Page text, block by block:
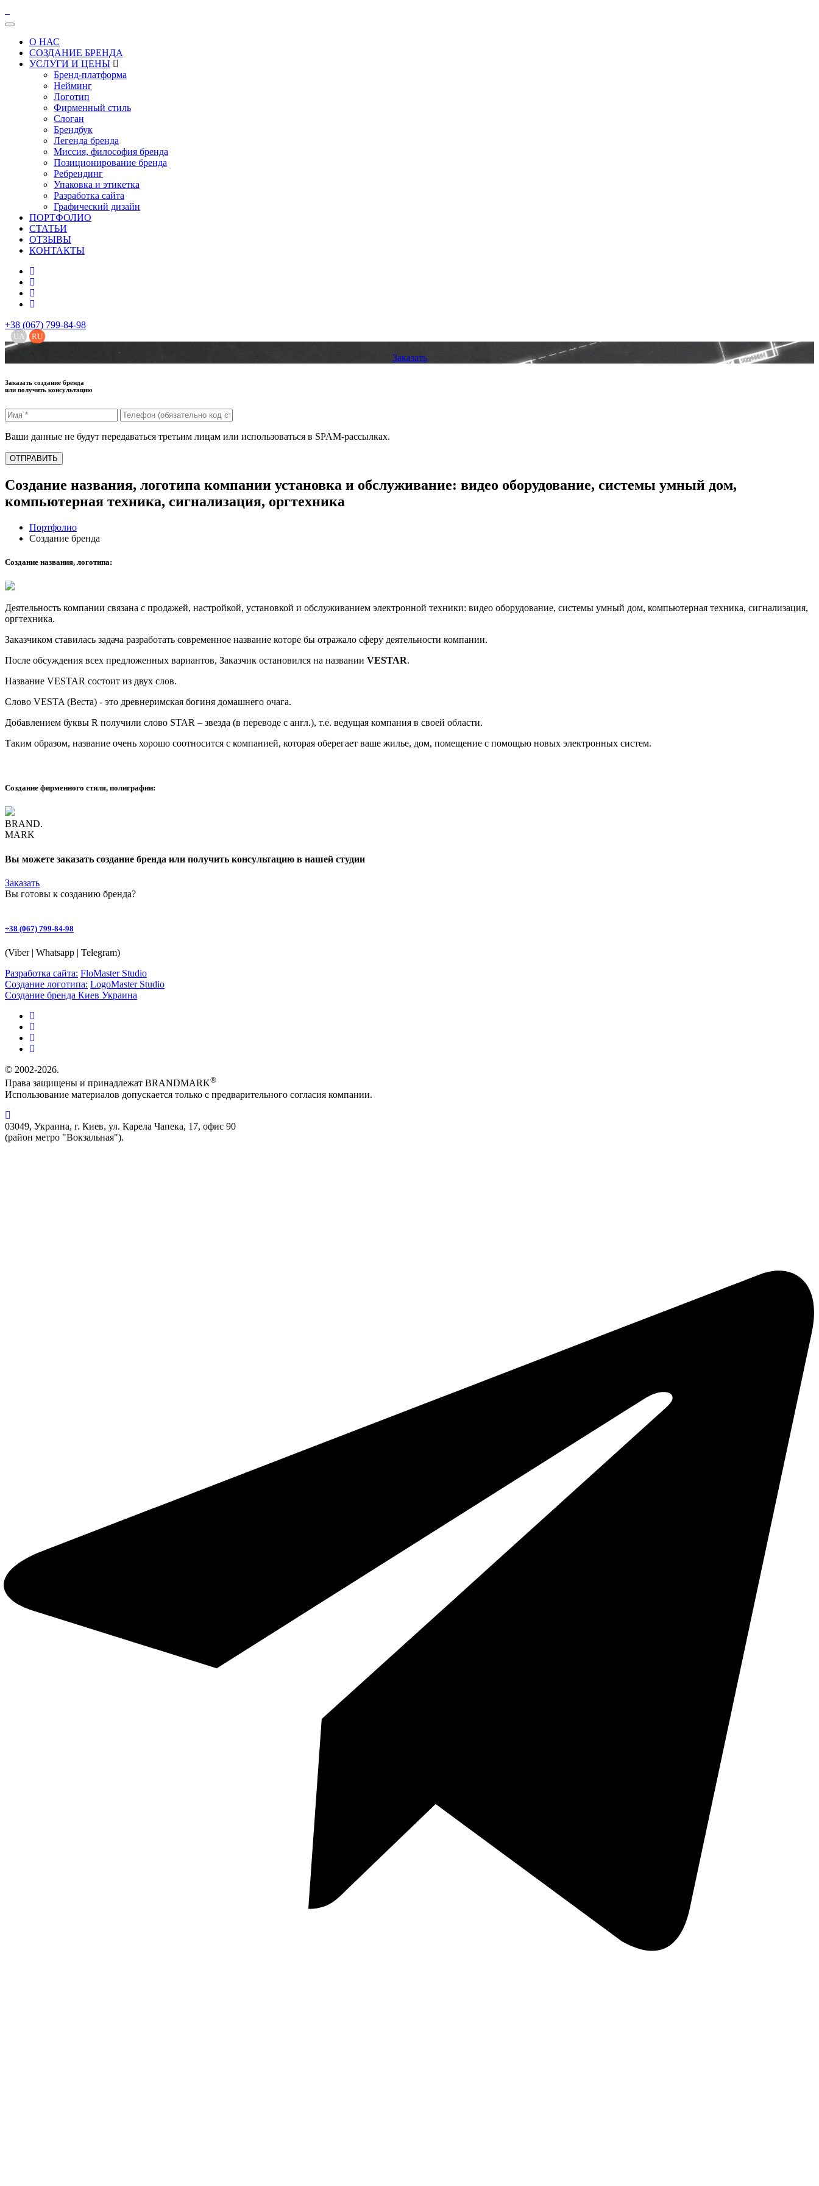
О НАС
СОЗДАНИЕ БРЕНДА
УСЛУГИ И ЦЕНЫ
Бренд-платформа
Нейминг
Логотип
Фирменный стиль
Слоган
Брендбук
Легенда бренда
Миссия, философия бренда
Позиционирование бренда
Ребрендинг
Упаковка и этикетка
Разработка сайта
Графический дизайн
ПОРТФОЛИО
СТАТЬИ
ОТЗЫВЫ
КОНТАКТЫ
+38 (067) 799-84-98
UA RU
Заказать
Заказать создание бренда
или получить консультацию
Ваши данные не будут передаваться третьим лицам или использоваться в SPAM-рассылках.
ОТПРАВИТЬ
Создание названия, логотипа компании установка и обслуживание: видео оборудование, системы умный дом,
компьютерная техника, сигнализация, оргтехника
Портфолио
Создание бренда
Создание названия, логотипа:
Деятельность компании связана с продажей, настройкой, установкой и обслуживанием электронной техники: видео оборудование, системы умный дом, компьютерная техника, сигнализация,
оргтехника.
Заказчиком ставилась задача разработать современное название которе бы отражало сферу деятельности компании.
После обсуждения всех предложенных вариантов, Заказчик остановился на названии VESTAR.
Название VESTAR состоит из двух слов.
Слово VESTA (Веста) - это древнеримская богиня домашнего очага.
Добавлением буквы R получили слово STAR – звезда (в переводе с англ.), т.е. ведущая компания в своей области.
Таким образом, название очень хорошо соотносится с компанией, которая оберегает ваше жилье, дом, помещение с помощью новых электронных систем.
Создание фирменного стиля, полиграфии:
BRAND.
MARK
Вы можете заказать создание бренда или получить консультацию в нашей студии
Заказать
Вы готовы к созданию бренда?
+38 (067) 799-84-98
(Viber | Whatsapp | Telegram)
Разработка сайта: FloMaster Studio
Создание логотипа: LogoMaster Studio
Создание бренда Киев Украина
© 2002-2026.
Права защищены и принадлежат BRANDMARK®
Использование материалов допускается только с предварительного согласия компании.
03049, Украина, г. Киев, ул. Карела Чапека, 17, офис 90
(район метро "Вокзальная").